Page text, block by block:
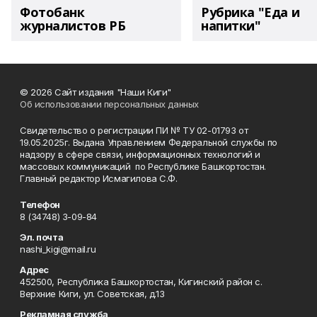
Фотобанк
журналистов РБ
Рубрика "Еда и
напитки"
© 2026 Сайт издания "Наши Киги"
Об использовании персональных данных
Свидетельство о регистрации ПИ № ТУ 02-01793 от
19.05.2025г. Выдана Управлением Федеральной службы по
надзору в сфере связи, информационных технологий и
массовых коммуникаций по Республике Башкортостан.
Главный редактор Исмагилова С.Ф.
Телефон
8 (34748) 3-09-84
Эл. почта
nashi_kigi@mail.ru
Адрес
452500, Республика Башкортостан, Кигинский район с.
Верхние Киги, ул. Советская, д.13
Рекламная служба